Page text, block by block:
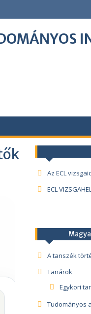
Az ECL
ECL
A tanszék
Tanárok
Egykori
Tudományos